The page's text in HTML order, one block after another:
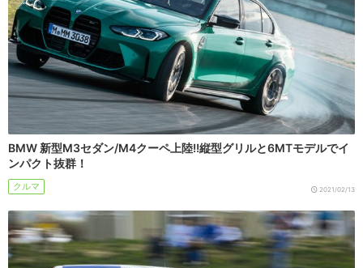
BMW 新型M3セダン/M4クーペ上陸!!縦型グリルと6MTモデルでイ
ンパクト抜群！
クルマ 2021/02/13